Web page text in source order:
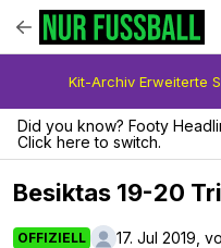
Kit-Archiv Erweiterte
Did you know? Footy
Click here to switch.
Besiktas 19-20
OFFIZIELL 17. Jul 2019,